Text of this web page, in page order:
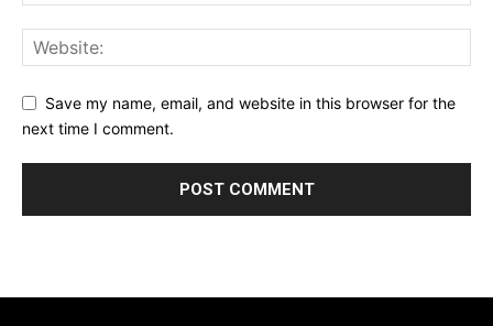
Save my name, email, and website in this browser for the
next time I comment.